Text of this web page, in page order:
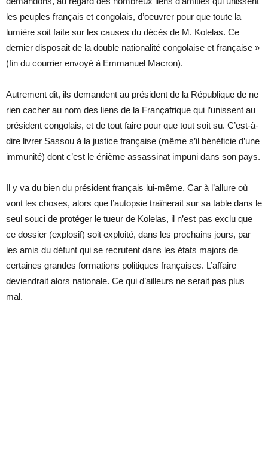
les peuples français et congolais, d’oeuvrer pour que toute la
lumière soit faite sur les causes du décès de M. Kolelas. Ce
dernier disposait de la double nationalité congolaise et française »
(fin du courrier envoyé à Emmanuel Macron).
Autrement dit, ils demandent au président de la République de ne
rien cacher au nom des liens de la Françafrique qui l’unissent au
président congolais, et de tout faire pour que tout soit su. C’est-à-
dire livrer Sassou à la justice française (même s’il bénéficie d’une
immunité) dont c’est le énième assassinat impuni dans son pays.
Il y va du bien du président français lui-même. Car à l’allure où
vont les choses, alors que l’autopsie traînerait sur sa table dans le
seul souci de protéger le tueur de Kolelas, il n’est pas exclu que
ce dossier (explosif) soit exploité, dans les prochains jours, par
les amis du défunt qui se recrutent dans les états majors de
certaines grandes formations politiques françaises. L’affaire
deviendrait alors nationale. Ce qui d’ailleurs ne serait pas plus
mal.